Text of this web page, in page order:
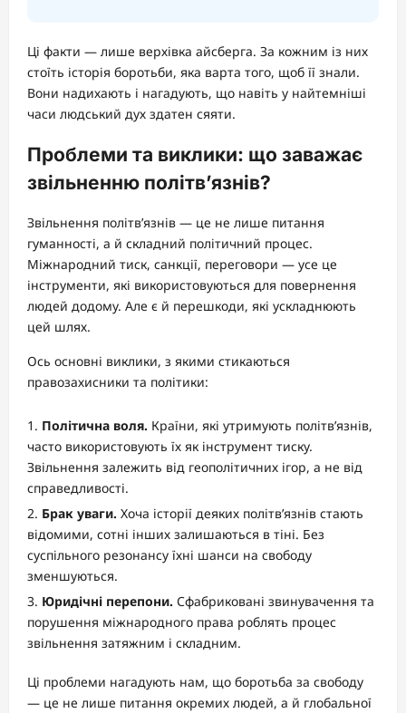
Ці факти — лише верхівка айсберга. За кожним із них
стоїть історія боротьби, яка варта того, щоб її знали.
Вони надихають і нагадують, що навіть у найтемніші
часи людський дух здатен сяяти.
Проблеми та виклики: що заважає
звільненню політв’язнів?
Звільнення політв’язнів — це не лише питання
гуманності, а й складний політичний процес.
Міжнародний тиск, санкції, переговори — усе це
інструменти, які використовуються для повернення
людей додому. Але є й перешкоди, які ускладнюють
цей шлях.
Ось основні виклики, з якими стикаються
правозахисники та політики:
Політична воля. Країни, які утримують політв’язнів,
часто використовують їх як інструмент тиску.
Звільнення залежить від геополітичних ігор, а не від
справедливості.
Брак уваги. Хоча історії деяких політв’язнів стають
відомими, сотні інших залишаються в тіні. Без
суспільного резонансу їхні шанси на свободу
зменшуються.
Юридічні перепони. Сфабриковані звинувачення та
порушення міжнародного права роблять процес
звільнення затяжним і складним.
Ці проблеми нагадують нам, що боротьба за свободу
— це не лише питання окремих людей, а й глобальної